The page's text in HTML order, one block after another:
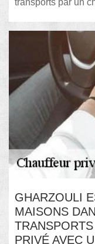
transports par un
GHARZOULI
MAISONS
PRIVÉ AVEC